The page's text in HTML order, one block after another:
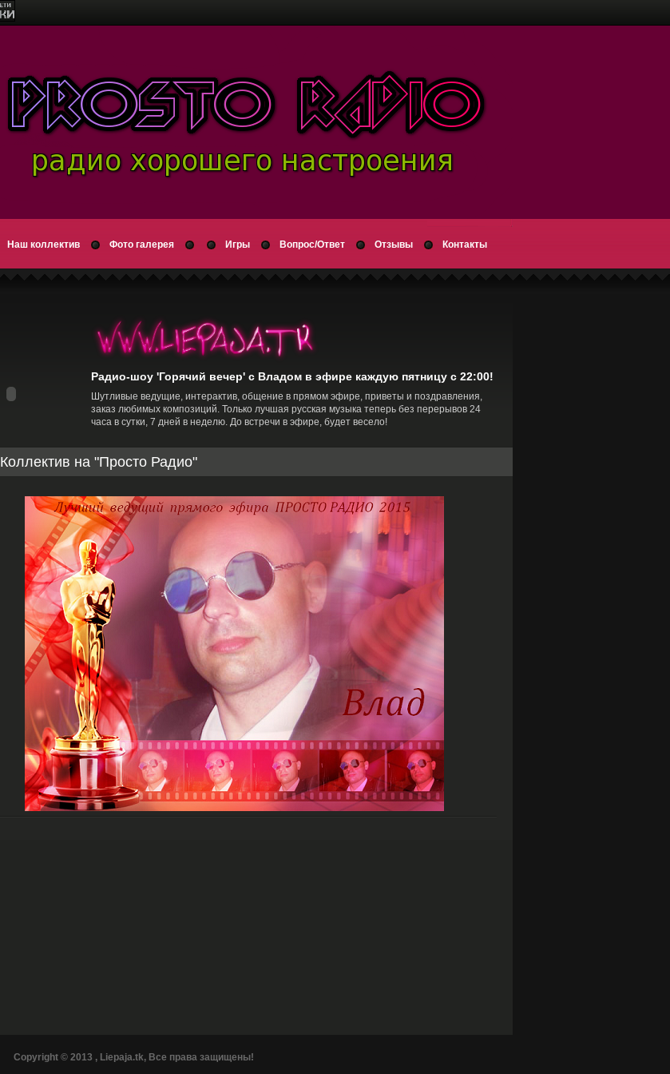
Наш коллектив Фото галерея Игры Вопрос/Ответ Отзывы Контакты
Радио-шоу 'Горячий вечер' с Владом в эфире каждую пятницу с 22:00!
Шутливые ведущие, интерактив, общение в прямом эфире, приветы и поздравления,
заказ любимых композиций. Только лучшая русская музыка теперь без перерывов 24
часа в сутки, 7 дней в неделю. До встречи в эфире, будет весело!
Коллектив на "Просто Радио"
Сopyright © 2013 , Liepaja.tk, Все права защищены!